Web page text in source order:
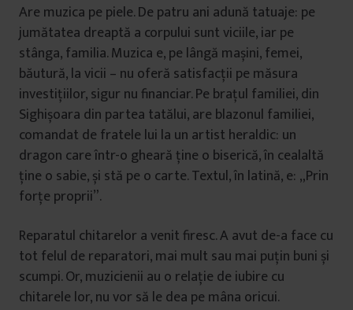
Are muzica pe piele. De patru ani adună tatuaje: pe
jumătatea dreaptă a corpului sunt viciile, iar pe
stânga, familia. Muzica e, pe lângă mașini, femei,
băutură, la vicii – nu oferă satisfacții pe măsura
investițiilor, sigur nu financiar. Pe brațul familiei, din
Sighișoara din partea tatălui, are blazonul familiei,
comandat de fratele lui la un artist heraldic: un
dragon care într-o gheară ține o biserică, în cealaltă
ține o sabie, și stă pe o carte. Textul, în latină, e: „Prin
forțe proprii”.
Reparatul chitarelor a venit firesc. A avut de-a face cu
tot felul de reparatori, mai mult sau mai puțin buni și
scumpi. Or, muzicienii au o relație de iubire cu
chitarele lor, nu vor să le dea pe mâna oricui.